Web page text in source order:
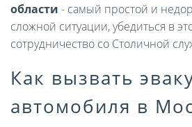
области - самый простой и
сложной ситуации, убедиться в
сотрудничество со Столичной
Как вызвать
автомобиля в